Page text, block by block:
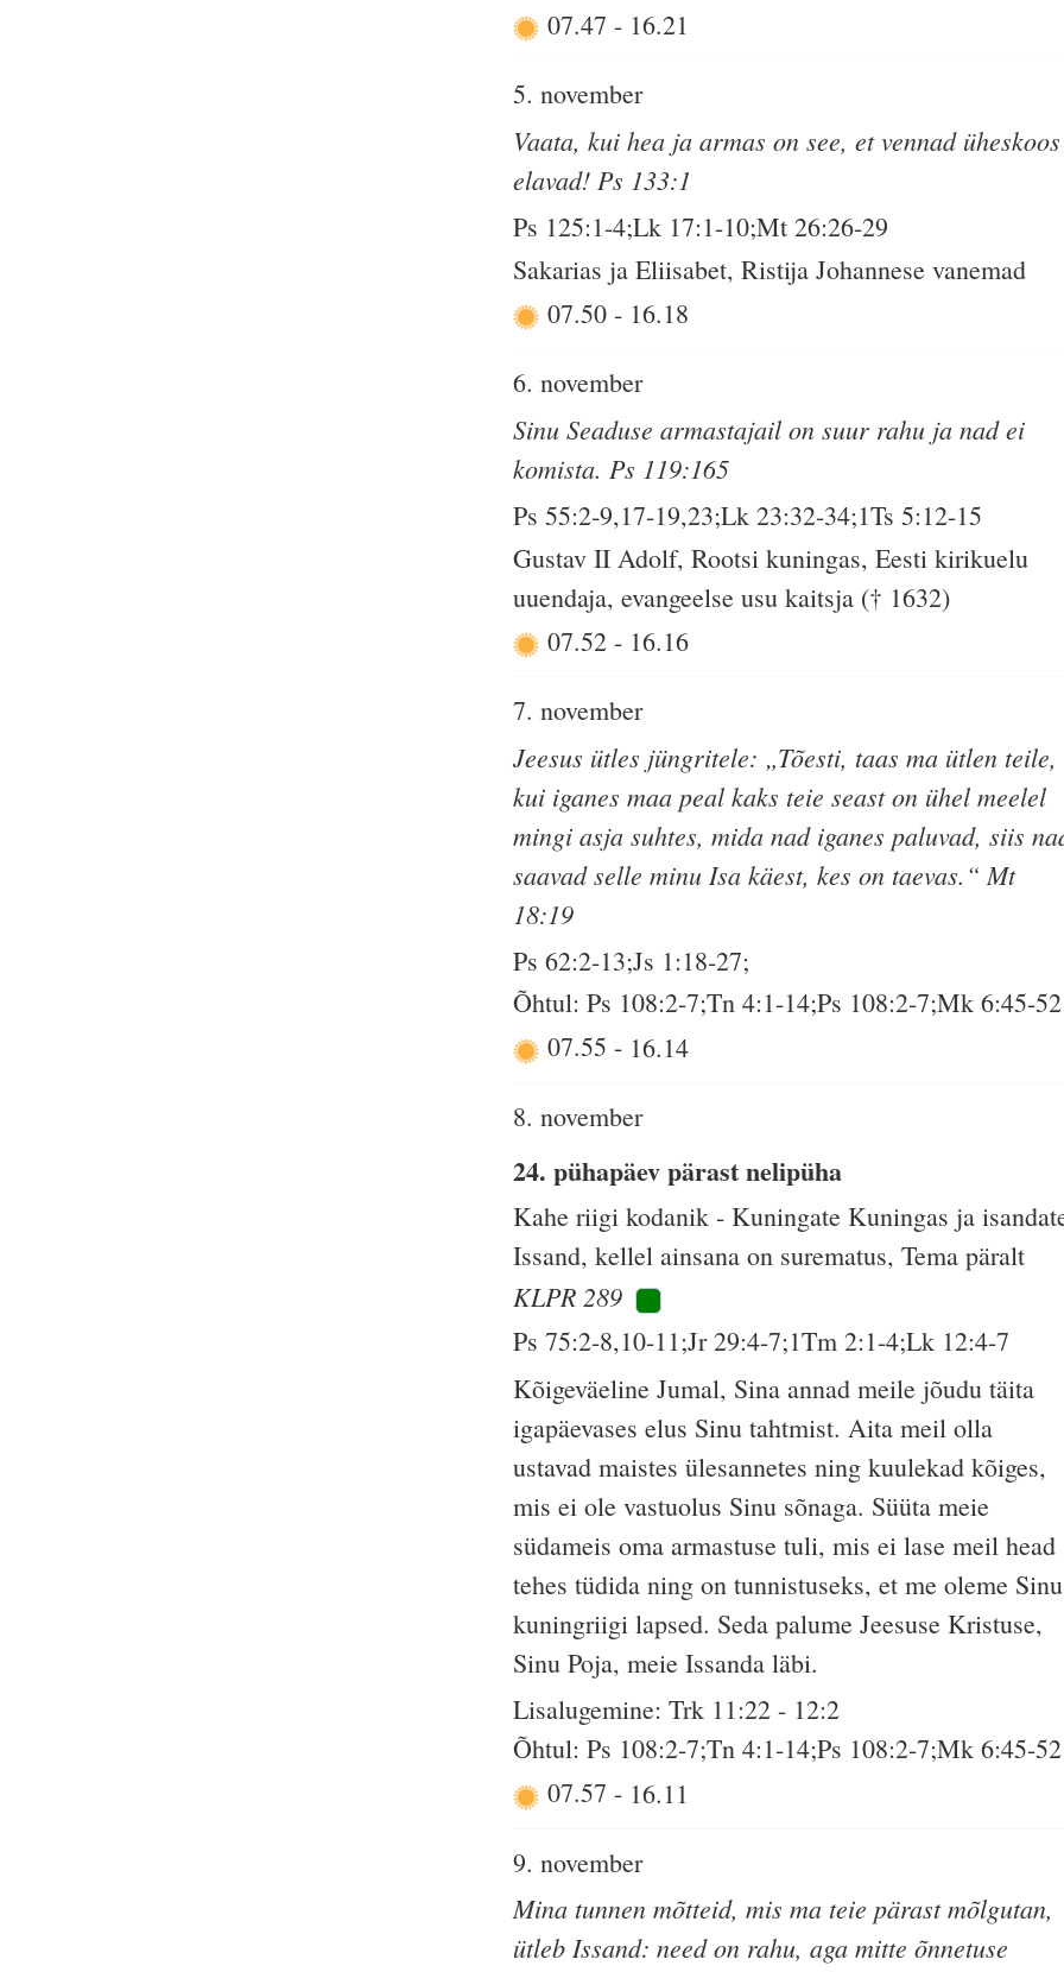
07.47 - 16.21
5. november
Vaata, kui hea ja armas on see, et vennad üheskoos
elavad! Ps 133:1
Ps 125:1-4;Lk 17:1-10;Mt 26:26-29
Sakarias ja Eliisabet, Ristija Johannese vanemad
07.50 - 16.18
6. november
Sinu Seaduse armastajail on suur rahu ja nad ei
komista. Ps 119:165
Ps 55:2-9,17-19,23;Lk 23:32-34;1Ts 5:12-15
Gustav II Adolf, Rootsi kuningas, Eesti kirikuelu
uuendaja, evangeelse usu kaitsja († 1632)
07.52 - 16.16
7. november
Jeesus ütles jüngritele: „Tõesti, taas ma ütlen teile,
kui iganes maa peal kaks teie seast on ühel meelel
mingi asja suhtes, mida nad iganes paluvad, siis
saavad selle minu Isa käest, kes on taevas.“ Mt
18:19
Ps 62:2-13;Js 1:18-27;
Õhtul: Ps 108:2-7;Tn 4:1-14;Ps 108:2-7;Mk 6:45-52
07.55 - 16.14
8. november
24. pühapäev pärast nelipüha
Kahe riigi kodanik - Kuningate Kuningas ja
Issand, kellel ainsana on surematus, Tema päralt
KLPR 289
Ps 75:2-8,10-11;Jr 29:4-7;1Tm 2:1-4;Lk 12:4-7
Kõigeväeline Jumal, Sina annad meile jõudu täita
igapäevases elus Sinu tahtmist. Aita meil olla
ustavad maistes ülesannetes ning kuulekad kõiges,
mis ei ole vastuolus Sinu sõnaga. Süüta meie
südameis oma armastuse tuli, mis ei lase meil head
tehes tüdida ning on tunnistuseks, et me oleme Sinu
kuningriigi lapsed. Seda palume Jeesuse Kristuse,
Sinu Poja, meie Issanda läbi.
Lisalugemine: Trk 11:22 - 12:2
Õhtul: Ps 108:2-7;Tn 4:1-14;Ps 108:2-7;Mk 6:45-52
07.57 - 16.11
9. november
Mina tunnen mõtteid, mis ma teie pärast mõlgutan,
ütleb Issand: need on rahu, aga mitte õnnetuse